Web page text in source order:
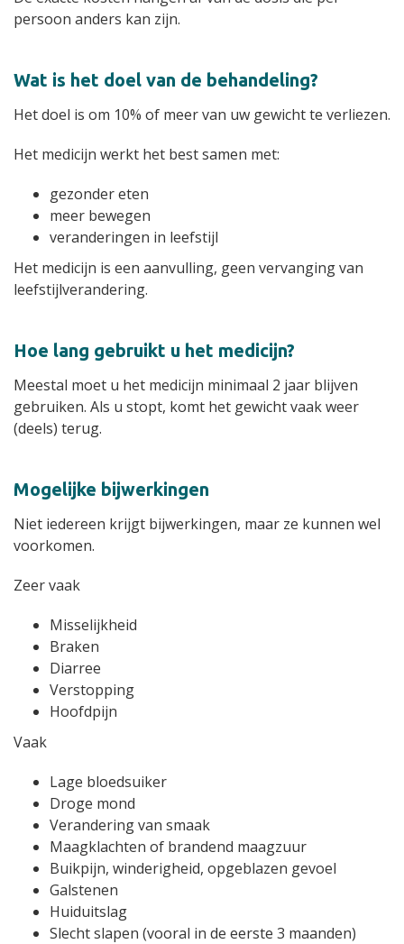
persoon anders kan zijn.
Wat is het doel van de behandeling?
Het doel is om 10% of meer van uw gewicht te verliezen.
Het medicijn werkt het best samen met:
gezonder eten
meer bewegen
veranderingen in leefstijl
Het medicijn is een aanvulling, geen vervanging van
leefstijlverandering.
Hoe lang gebruikt u het medicijn?
Meestal moet u het medicijn minimaal 2 jaar blijven
gebruiken. Als u stopt, komt het gewicht vaak weer
(deels) terug.
Mogelijke bijwerkingen
Niet iedereen krijgt bijwerkingen, maar ze kunnen wel
voorkomen.
Zeer vaak
Misselijkheid
Braken
Diarree
Verstopping
Hoofdpijn
Vaak
Lage bloedsuiker
Droge mond
Verandering van smaak
Maagklachten of brandend maagzuur
Buikpijn, winderigheid, opgeblazen gevoel
Galstenen
Huiduitslag
Slecht slapen (vooral in de eerste 3 maanden)